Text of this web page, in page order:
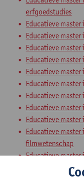
erfgoedstudies
Educatieve
Educatieve
Educatieve master
Educatieve
Educatieve master
Educatieve
Educatieve
Educatieve
Educatieve
Educatieve
filmwetenschap
Educatieve master
Educatieve
filmwetenschap